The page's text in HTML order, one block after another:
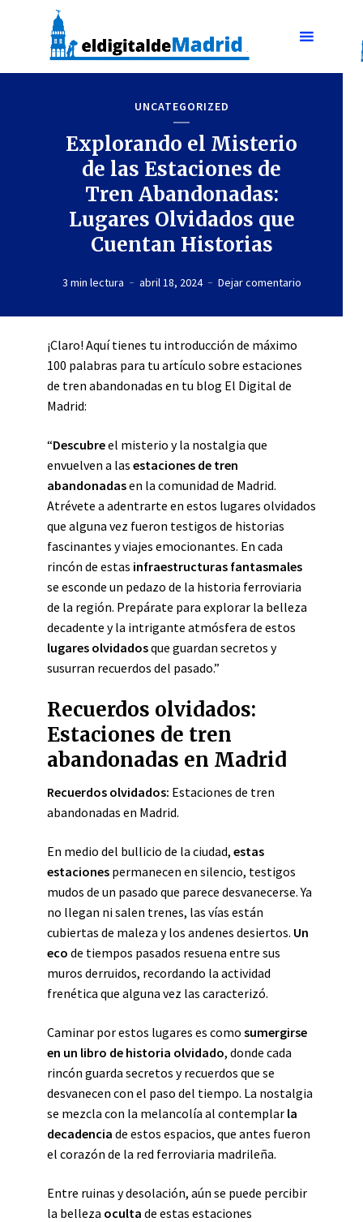
UNCATEGORIZED
Explorando el Misterio
de las Estaciones de
Tren Abandonadas:
Lugares Olvidados que
Cuentan Historias
3 min lectura abril 18, 2024 Dejar comentario
¡Claro! Aquí tienes tu introducción de máximo
100 palabras para tu artículo sobre estaciones
de tren abandonadas en tu blog El Digital de
Madrid:
“Descubreel misterio y la nostalgia que
envuelven a las estaciones de tren
abandonadasen la comunidad de Madrid.
Atrévete a adentrarte en estos lugares olvidados
que alguna vez fueron testigos de historias
fascinantes y viajes emocionantes. En cada
rincón de estas infraestructuras fantasmales
se esconde un pedazo de la historia ferroviaria
de la región. Prepárate para explorar la belleza
decadente y la intrigante atmósfera de estos
lugares olvidadosque guardan secretos y
susurran recuerdos del pasado.”
Recuerdos olvidados:
Estaciones de tren
abandonadas en Madrid
Recuerdos olvidados: Estaciones de tren
abandonadas en Madrid.
En medio del bullicio de la ciudad, estas
estaciones permanecen en silencio, testigos
mudos de un pasado que parece desvanecerse. Ya
no llegan ni salen trenes, las vías están
cubiertas de maleza y los andenes desiertos. Un
eco de tiempos pasados resuena entre sus
muros derruidos, recordando la actividad
frenética que alguna vez las caracterizó.
Caminar por estos lugares es como sumergirse
en un libro de historia olvidado, donde cada
rincón guarda secretos y recuerdos que se
desvanecen con el paso del tiempo. La nostalgia
se mezcla con la melancolía al contemplar la
decadencia de estos espacios, que antes fueron
el corazón de la red ferroviaria madrileña.
Entre ruinas y desolación, aún se puede percibir
la belleza oculta de estas estaciones